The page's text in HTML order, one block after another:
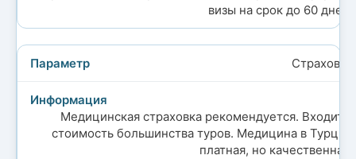
визы на срок до 60 дней.
Страховка
Медицинская страховка рекомендуется. Входит в
стоимость большинства туров. Медицина в Турции
платная, но качественная.